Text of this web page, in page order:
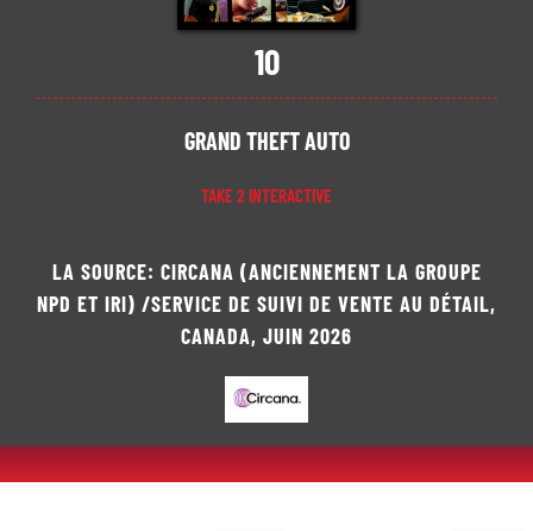
10
GRAND THEFT AUTO
TAKE 2 INTERACTIVE
LA SOURCE: CIRCANA (ANCIENNEMENT LA GROUPE
NPD ET IRI) /SERVICE DE SUIVI DE VENTE AU DÉTAIL,
CANADA, JUIN 2026